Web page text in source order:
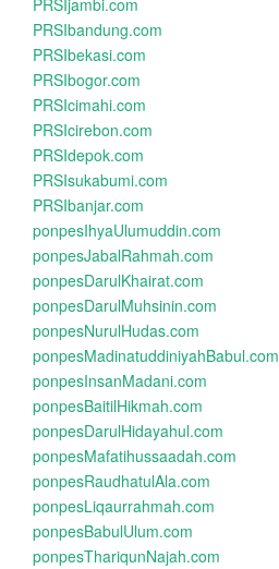
PRSIjambi.com
PRSIbandung.com
PRSIbekasi.com
PRSIbogor.com
PRSIcimahi.com
PRSIcirebon.com
PRSIdepok.com
PRSIsukabumi.com
PRSIbanjar.com
ponpesIhyaUlumuddin.com
ponpesJabalRahmah.com
ponpesDarulKhairat.com
ponpesDarulMuhsinin.com
ponpesNurulHudas.com
ponpesMadinatuddiniyahBabul.com
ponpesInsanMadani.com
ponpesBaitilHikmah.com
ponpesDarulHidayahul.com
ponpesMafatihussaadah.com
ponpesRaudhatulAla.com
ponpesLiqaurrahmah.com
ponpesBabulUlum.com
ponpesThariqunNajah.com